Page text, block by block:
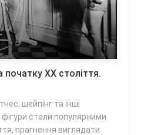
початку ХХ століття.
шейпінг та інші
стали популярними
прагнення виглядати